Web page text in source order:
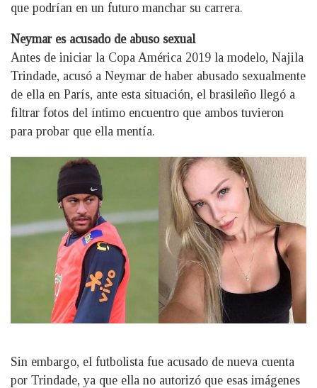
que podrían en un futuro manchar su carrera.
Neymar es acusado de abuso sexual
Antes de iniciar la Copa América 2019 la modelo, Najila
Trindade, acusó a Neymar de haber abusado sexualmente
de ella en París, ante esta situación, el brasileño llegó a
filtrar fotos del íntimo encuentro que ambos tuvieron
para probar que ella mentía.
Sin embargo, el futbolista fue acusado de nueva cuenta
por Trindade, ya que ella no autorizó que esas imágenes